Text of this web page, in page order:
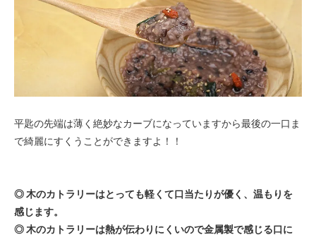
平匙の先端は薄く絶妙なカーブになっていますから最後の一口ま
で綺麗にすくうことができますよ！！
◎ 木のカトラリーはとっても軽くて口当たりが優く、温もりを
感じます。
◎ 木のカトラリーは熱が伝わりにくいので金属製で感じる口に